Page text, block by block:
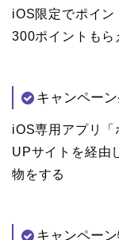
iOS限定でポイン
300ポイントもら
キャンペー
iOS専用アプリ「
UPサイトを経由
物をする
キャンペー